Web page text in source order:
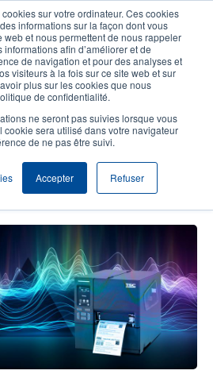
sur votre ordinateur. Ces cookies
informations sur la façon dont vous
web et nous permettent de nous rappeler
afin d’améliorer et de
de navigation et pour des analyses et
visiteurs à la fois sur ce site web et sur
plus sur les cookies que nous
de confidentialité.
ne seront pas suivies lorsque vous
cookie sera utilisé dans votre navigateur
de ne pas être suivi.
Accepter Refuser
User
account
menu
User
Produits Contact Commercial
: Une Révolution
pour une
Fi de Qualité